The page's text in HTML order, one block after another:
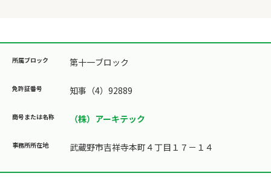
第十一ブロック
知事（4）92889
（株）アーキテック
武蔵野市吉祥寺本町４丁目１７－１４